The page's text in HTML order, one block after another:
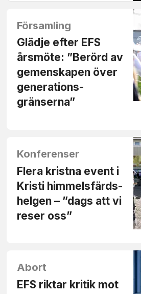
Församling
Glädje efter EFS
årsmöte: ”Berörd av
gemenskapen över
generations­
gränserna”
Konferenser
Flera kristna event i
Kristi himmelsfärds­
helgen – ”dags att vi
reser oss”
Abort
EFS riktar kritik mot